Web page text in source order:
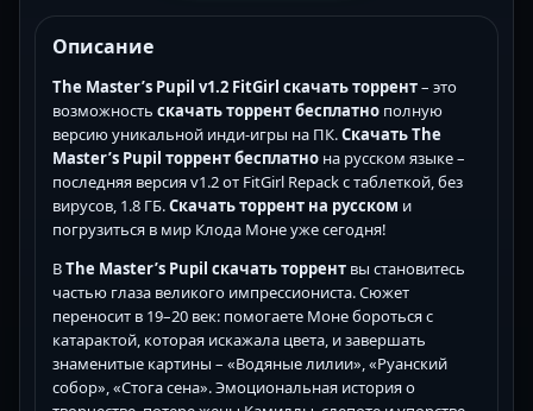
Описание
The Master’s Pupil v1.2 FitGirl скачать торрент– это
возможность скачать торрент бесплатно полную
версию уникальной инди-игры на ПК.Скачать The
Master’s Pupil торрент бесплатно на русском языке –
последняя версия v1.2 от FitGirl Repack с таблеткой, без
вирусов, 1.8 ГБ.Скачать торрент на русском и
погрузиться в мир Клода Моне уже сегодня!
ВThe Master’s Pupil скачать торрент вы становитесь
частью глаза великого импрессиониста. Сюжет
переносит в 19–20 век: помогаете Моне бороться с
катарактой, которая искажала цвета, и завершать
знаменитые картины – «Водяные лилии», «Руанский
собор», «Стога сена». Эмоциональная история о